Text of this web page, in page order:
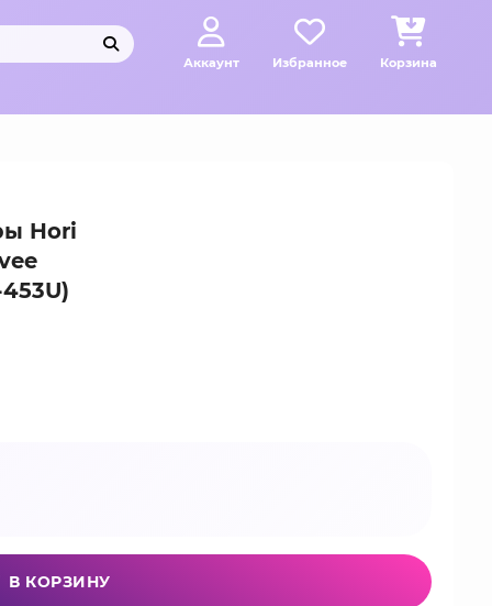
Аккаунт Избранное Корзина
Hori
В КОРЗИНУ